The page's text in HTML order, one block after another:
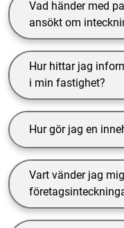
Vad händer med
ansökt om
Hur hittar jag
i min fastighet?
Hur gör jag en
Vart vänder jag